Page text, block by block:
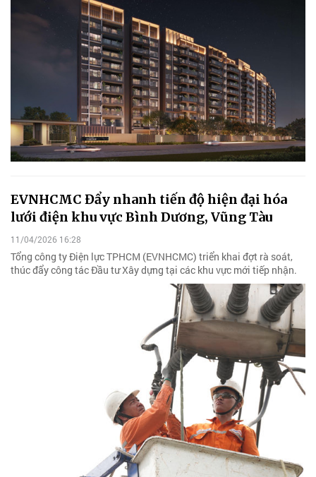
EVNHCMC Đẩy nhanh tiến độ hiện đại hóa
lưới điện khu vực Bình Dương, Vũng Tàu
11/04/2026 16:28
Tổng công ty Điện lực TPHCM (EVNHCMC) triển khai đợt rà soát,
thúc đẩy công tác Đầu tư Xây dựng tại các khu vực mới tiếp nhận.